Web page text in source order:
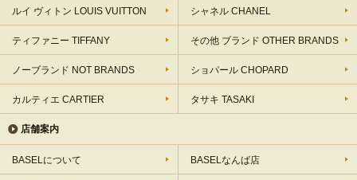
ルイ ヴィトン LOUIS VUITTON シャネル CHANEL
ティファニー TIFFANY その他 ブランド OTHER BRANDS
ノーブランド NOT BRANDS ショパール CHOPARD
カルティエ CARTIER タサキ TASAKI
店舗案内
BASELについて BASELなんば店